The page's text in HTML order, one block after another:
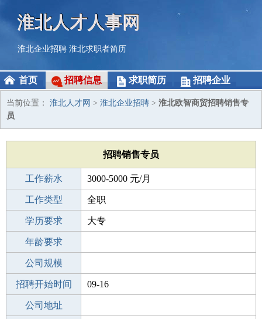
淮北人才人事网
淮北企业招聘 淮北求职者简历
首页 招聘信息 求职简历 招聘企业
当前位置： 淮北人才网 > 淮北企业招聘 > 淮北欧智商贸招聘销售专
员
招聘销售专员
工作薪水 3000-5000 元/月
招聘人数 1人
工作类型 全职
性别要求 -
学历要求 大专
工作经验
年龄要求
工作地点
公司规模
公司电话
招聘开始时间 09-16
招聘结束时间
公司地址